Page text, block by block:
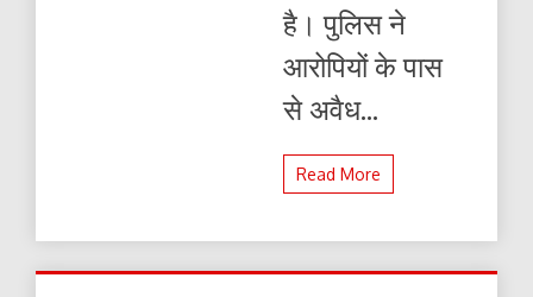
है। पुलिस ने
आरोपियों के पास
से अवैध...
Read More